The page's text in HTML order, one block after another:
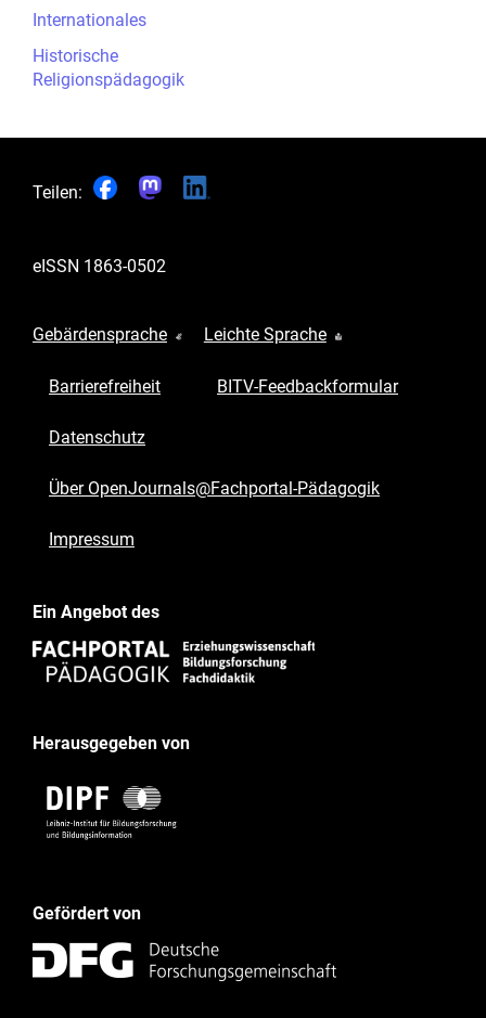
Internationales
Historische
Religionspädagogik
Teilen:
eISSN 1863-0502
Gebärdensprache Leichte Sprache
Barrierefreiheit BITV-Feedbackformular
Datenschutz
Über OpenJournals@Fachportal-Pädagogik
Impressum
Ein Angebot des
Herausgegeben von
Gefördert von